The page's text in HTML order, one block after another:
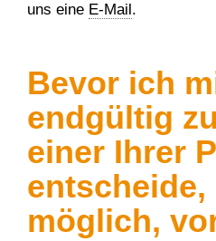
uns eine E-Mail .
Bevor ich
endgültig
einer Ihrer
entscheide,
möglich,